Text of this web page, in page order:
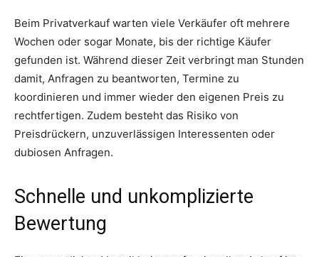
Beim Privatverkauf warten viele Verkäufer oft mehrere
Wochen oder sogar Monate, bis der richtige Käufer
gefunden ist. Während dieser Zeit verbringt man Stunden
damit, Anfragen zu beantworten, Termine zu
koordinieren und immer wieder den eigenen Preis zu
rechtfertigen. Zudem besteht das Risiko von
Preisdrückern, unzuverlässigen Interessenten oder
dubiosen Anfragen.
Schnelle und unkomplizierte
Bewertung